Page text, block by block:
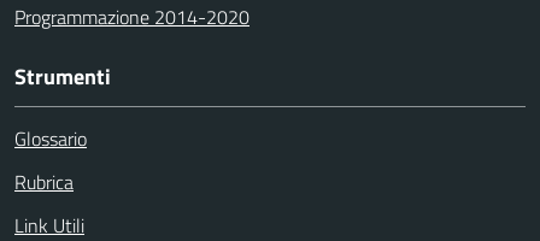
Programmazione 2014-2020
Strumenti
Glossario
Rubrica
Link Utili